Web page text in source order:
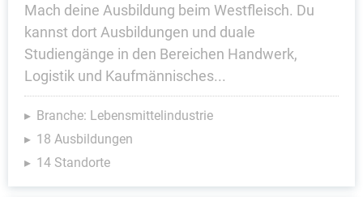
Mach deine Ausbildung beim Westfleisch. Du
kannst dort Ausbildungen und duale
Studiengänge in den Bereichen Handwerk,
Logistik und Kaufmännisches...
Branche: Lebensmittelindustrie
18 Ausbildungen
14 Standorte